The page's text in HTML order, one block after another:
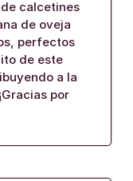
calcetines
de oveja
perfectos
de este
a la
por